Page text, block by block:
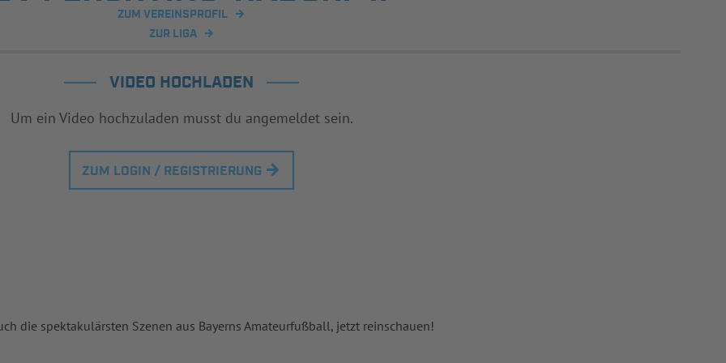
ZUM VEREINSPROFIL
ZUR LIGA
VIDEO HOCHLADEN
Um ein Video hochzuladen musst du angemeldet sein.
ZUM LOGIN / REGISTRIERUNG
die spektakulärsten Szenen aus Bayerns Amateurfußball, jetzt reinschauen!